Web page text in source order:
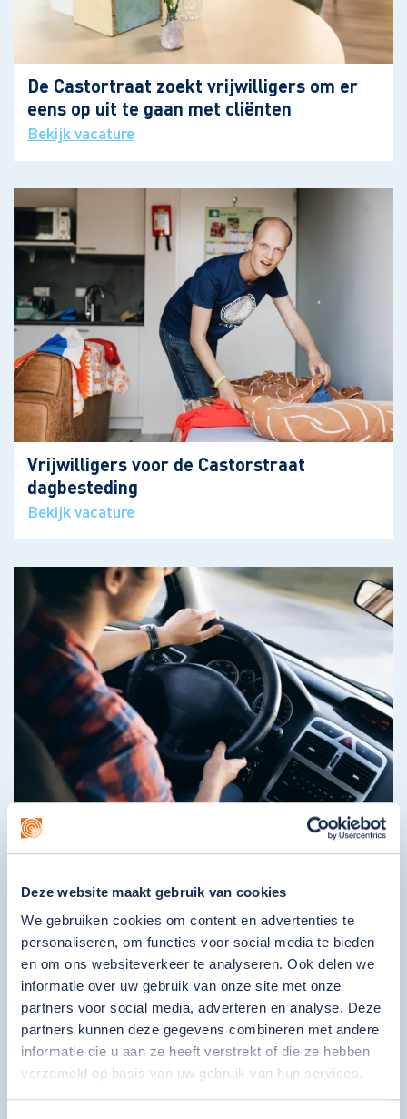
Deze website maakt gebruik van cookies
We gebruiken cookies om content en advertenties te
personaliseren, om functies voor social media te bieden
en om ons websiteverkeer te analyseren. Ook delen we
informatie over uw gebruik van onze site met onze
partners voor social media, adverteren en analyse. Deze
partners kunnen deze gegevens combineren met andere
informatie die u aan ze heeft verstrekt of die ze hebben
verzameld op basis van uw gebruik van hun services.
De Castortraat zoekt vrijwilligers om er
eens op uit te gaan met cliënten
Bekijk vacature
Vrijwilligers voor de Castorstraat
dagbesteding
Bekijk vacature
Chauffeur gezocht voor locatie ouderen
Bekijk vacature